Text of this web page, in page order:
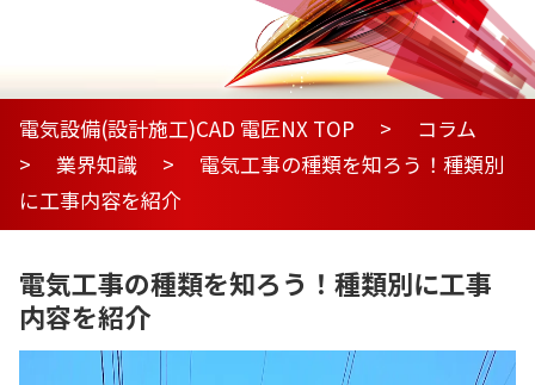
電気設備(設計施工)CAD 電匠NX TOP
コラム
業界知識
電気工事の種類を知ろう！種類別
に工事内容を紹介
電気工事の種類を知ろう！種類別に工事
内容を紹介